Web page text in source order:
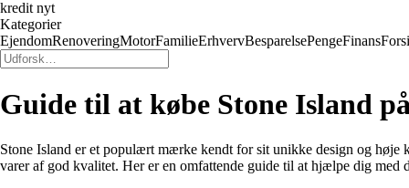
kredit nyt
Kategorier
EjendomRenoveringMotorFamilieErhvervBesparelsePengeFinans
Guide til at købe Stone Island
Stone Island er et populært mærke kendt for sit unikke design og
varer af god kvalitet. Her er en omfattende guide til at hjælpe dig med